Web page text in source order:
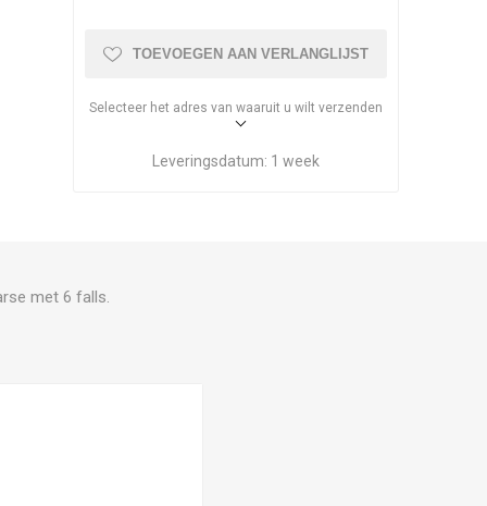
TOEVOEGEN AAN VERLANGLIJST
Selecteer het adres van waaruit u wilt verzenden
Leveringsdatum: 1 week
met 6 falls.